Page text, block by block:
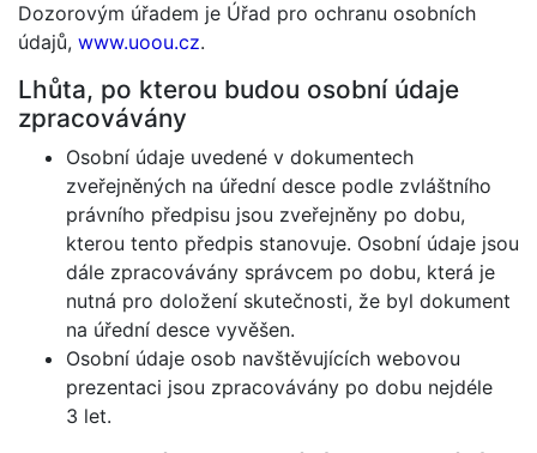
Dozorovým úřadem je Úřad pro ochranu osobních
údajů, www.uoou.cz.
Lhůta, po kterou budou osobní údaje
zpracovávány
Osobní údaje uvedené v dokumentech
zveřejněných na úřední desce podle zvláštního
právního předpisu jsou zveřejněny po dobu,
kterou tento předpis stanovuje. Osobní údaje jsou
dále zpracovávány správcem po dobu, která je
nutná pro doložení skutečnosti, že byl dokument
na úřední desce vyvěšen.
Osobní údaje osob navštěvujících webovou
prezentaci jsou zpracovávány po dobu nejdéle
3 let.